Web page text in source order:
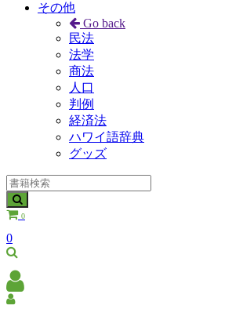
その他
Go back
民法
法学
商法
人口
判例
経済法
ハワイ語辞典
グッズ
0
0